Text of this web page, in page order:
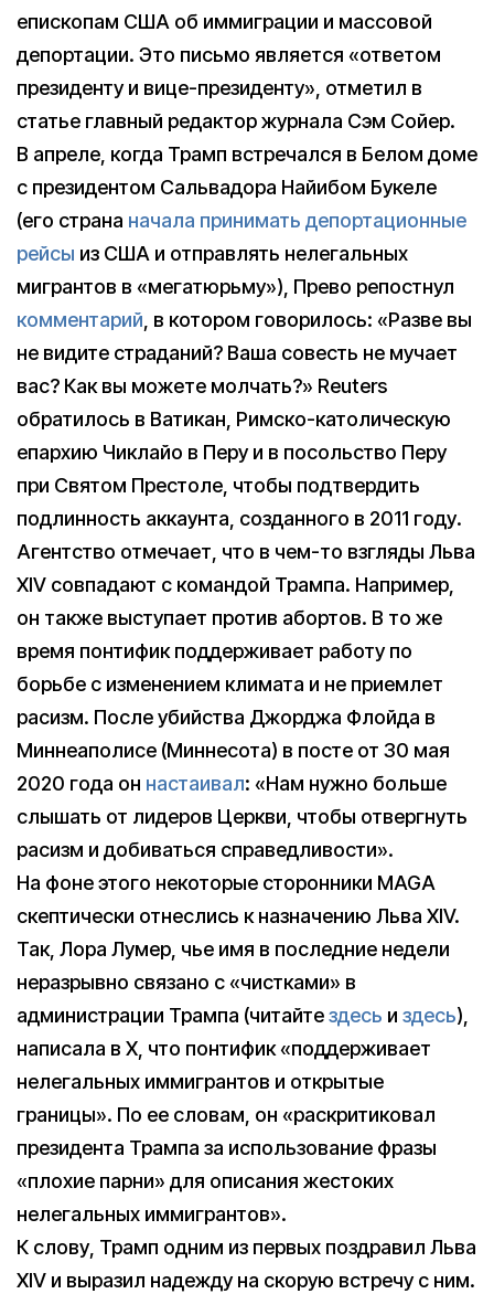
епископам США об иммиграции и массовой
депортации. Это письмо является «ответом
президенту и вице-президенту», отметил в
статье главный редактор журнала Сэм Сойер.
В апреле, когда Трамп встречался в Белом доме
с президентом Сальвадора Найибом Букеле
(его страна начала принимать депортационные
рейсы из США и отправлять нелегальных
мигрантов в «мегатюрьму»), Прево репостнул
комментарий, в котором говорилось: «Разве вы
не видите страданий? Ваша совесть не мучает
вас? Как вы можете молчать?» Reuters
обратилось в Ватикан, Римско-католическую
епархию Чиклайо в Перу и в посольство Перу
при Святом Престоле, чтобы подтвердить
подлинность аккаунта, созданного в 2011 году.
Агентство отмечает, что в чем-то взгляды Льва
XIV совпадают с командой Трампа. Например,
он также выступает против абортов. В то же
время понтифик поддерживает работу по
борьбе с изменением климата и не приемлет
расизм. После убийства Джорджа Флойда в
Миннеаполисе (Миннесота) в посте от 30 мая
2020 года он настаивал: «Нам нужно больше
слышать от лидеров Церкви, чтобы отвергнуть
расизм и добиваться справедливости».
На фоне этого некоторые сторонники MAGA
скептически отнеслись к назначению Льва XIV.
Так, Лора Лумер, чье имя в последние недели
неразрывно связано с «чистками» в
администрации Трампа (читайтездесь и здесь),
написала в X, что понтифик «поддерживает
нелегальных иммигрантов и открытые
границы». По ее словам, он «раскритиковал
президента Трампа за использование фразы
«плохие парни» для описания жестоких
нелегальных иммигрантов».
К слову, Трамп одним из первых поздравил Льва
XIV и выразил надежду на скорую встречу с ним.